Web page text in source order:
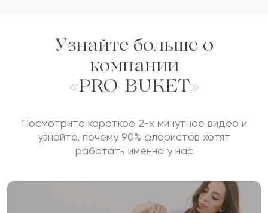
Узнайте больше о
компании
«PRO-BUKET»
Посмотрите короткое 2-х минутное видео и
узнайте, почему 90% флористов хотят
работать именно у нас